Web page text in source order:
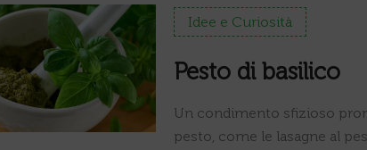
Idee e Curiosità
Pesto di basilico
Un condimento sfizioso
pesto, come le lasagne al